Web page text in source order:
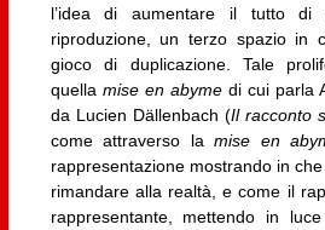
l’idea di aumentare il tutto
riproduzione, un terzo spazio in
gioco di duplicazione. Tale
quella mise en abymedi cui parla
da Lucien Dällenbach (Il racconto
come attraverso lamise en
rappresentazione mostrando in
rimandare alla realtà, e come il
rappresentante, mettendo in